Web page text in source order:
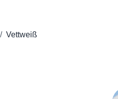
Vettweiß